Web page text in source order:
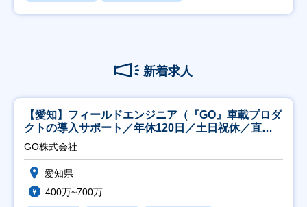
新着求人
【愛知】フィールドエンジニア（『GO』車載プロダ
クトの導入サポート／年休120日／土日祝休／直行
直帰
GO株式会社
愛知県
400万~700万